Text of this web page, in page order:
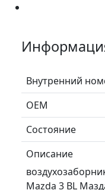
Внутренний
ОЕМ
Состояние
Описание
Mazda 3 BL